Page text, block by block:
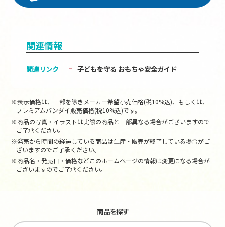
関連情報
関連リンク 子どもを守る おもちゃ安全ガイド
※表示価格は、一部を除きメーカー希望小売価格(税10%込)、もしくは、
プレミアムバンダイ販売価格(税10%込)です。
※商品の写真・イラストは実際の商品と一部異なる場合がございますので
ご了承ください。
※発売から時間の経過している商品は生産・販売が終了している場合がご
ざいますのでご了承ください。
※商品名・発売日・価格などこのホームページの情報は変更になる場合が
ございますのでご了承ください。
商品を探す